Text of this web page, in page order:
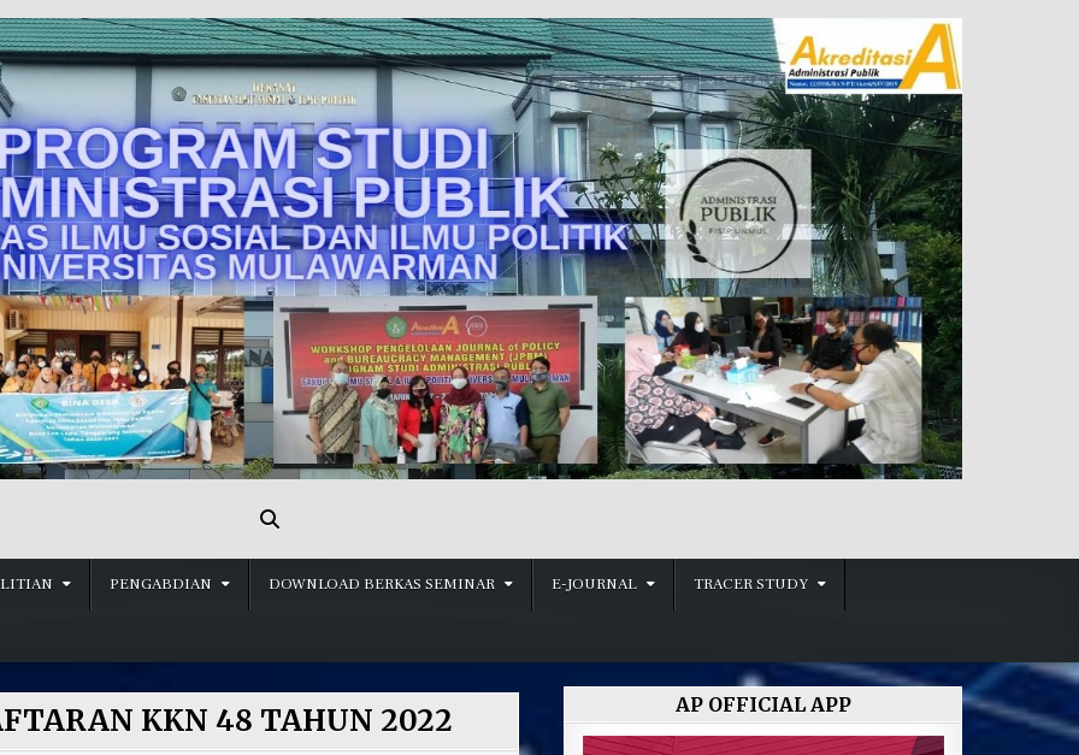
PENGABDIAN DOWNLOAD BERKAS SEMINAR E-JOURNAL TRACER STUDY
KKN 48 TAHUN 2022 AP OFFICIAL APP